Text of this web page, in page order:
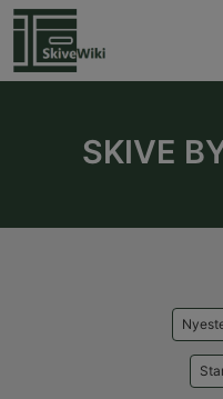
Skip
content
SKIVE